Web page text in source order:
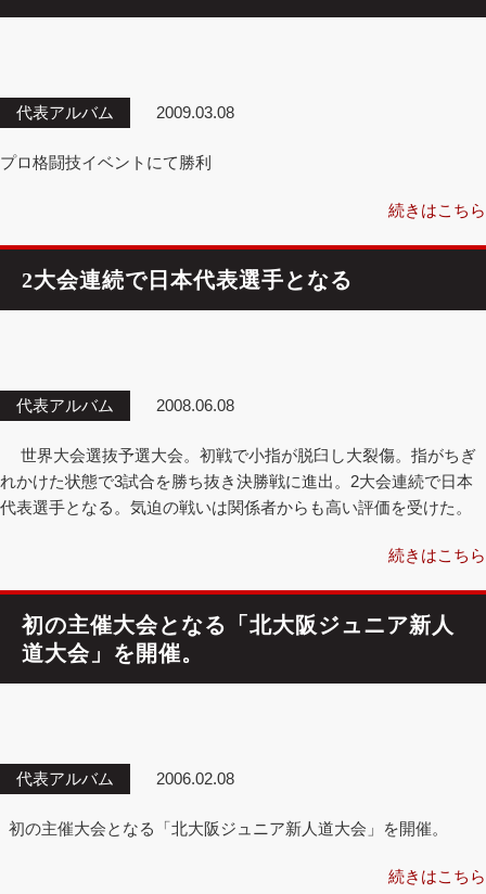
代表アルバム 2009.03.08
プロ格闘技イベントにて勝利
続きはこちら
2大会連続で日本代表選手となる
代表アルバム 2008.06.08
世界大会選抜予選大会。初戦で小指が脱臼し大裂傷。指がちぎ
れかけた状態で3試合を勝ち抜き決勝戦に進出。2大会連続で日本
代表選手となる。気迫の戦いは関係者からも高い評価を受けた。
続きはこちら
初の主催大会となる「北大阪ジュニア新人
道大会」を開催。
代表アルバム 2006.02.08
初の主催大会となる「北大阪ジュニア新人道大会」を開催。
続きはこちら